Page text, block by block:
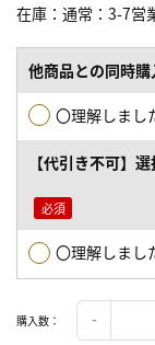
在庫 通常：3-7営
他商品との同時
〇理解しまし
【代引き不可】
〇理解しまし
購入数：